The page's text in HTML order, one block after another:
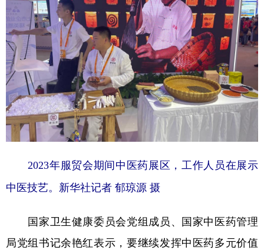
2023年服贸会期间中医药展区，工作人员在展示
中医技艺。新华社记者 郁琼源 摄
国家卫生健康委员会党组成员、国家中医药管理
局党组书记余艳红表示，要继续发挥中医药多元价值